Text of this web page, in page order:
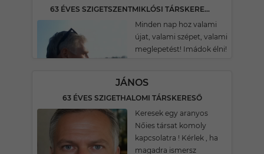
63 ÉVES SZIGETSZENTMIKLÓSI TÁRSKERESŐ
Minden nap hoz valami
újat, valami szépet, valami
meglepetést! Imádok élni!
JÁNOS
63 ÉVES SZIGETHALOMI TÁRSKERESŐ
Keresek egy aranyos
Nőies társat komoly
kapcsolatra ! Kérlek , ha
magadra ismersz